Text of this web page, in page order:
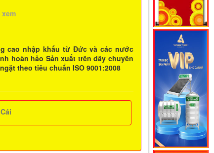
cao nhập khẩu từ Đức và các nước
hoàn hảo Sản xuất trên dây chuyền
theo tiêu chuẩn ISO 9001:2008
Cái